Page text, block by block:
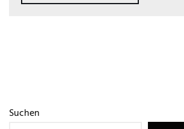
Suchen